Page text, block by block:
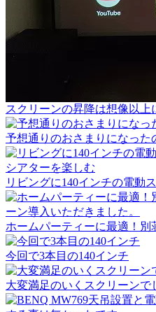
スクリーンの昇降は想像以上
予想通りのおさまりになった
リビングに140インチの電動
ホームパーティーに最適！別
今回で3本目の140インチ
大変満足のいくスクリーンで